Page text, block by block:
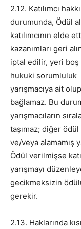
2.12. Katılımcı
durumunda, Ödül
katılımcının elde
kazanımları geri
iptal edilir, yeri boş
hukuki sorumluluk
yarışmacıya ait
bağlamaz. Bu
yarışmacıların
taşımaz; diğer ödül
ve/veya alamamış
Ödül verilmişse
yarışmayı
gecikmeksizin
gerekir.
2.13. Haklarında